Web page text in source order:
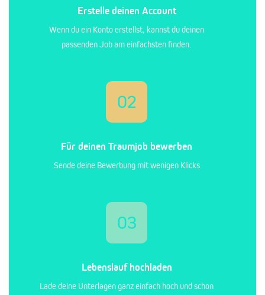
Erstelle deinen Account
Wenn du ein Konto erstellst, kannst du deinen
passenden Job am einfachsten finden.
02
Für deinen Traumjob bewerben
Sende deine Bewerbung mit wenigen Klicks
03
Lebenslauf hochladen
Lade deine Unterlagen ganz einfach hoch und schon